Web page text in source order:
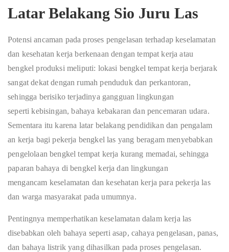
Latar Belakang Sio Juru Las
Potensi ancaman pada proses pengelasan terhadap keselamatan
dan kesehatan kerja berkenaan dengan tempat kerja atau
bengkel produksi meliputi: lokasi bengkel tempat kerja berjarak
sangat dekat dengan rumah penduduk dan perkantoran,
sehingga berisiko terjadinya gangguan lingkungan
sepertikebisingan, bahaya kebakaran dan pencemaran udara.
Sementara itu karena latar belakang pendidikan dan pengalam
an kerja bagi pekerja bengkel las yang beragam menyebabkan
pengelolaan bengkel tempat kerja kurang memadai,sehingga
paparan bahaya di bengkel kerja dan lingkungan
mengancam keselamatan dan kesehatan kerja para pekerja las
dan warga masyarakat padaumumnya.
Pentingnya memperhatikan keselamatan dalam kerja las
disebabkan oleh bahaya seperti asap, cahaya pengelasan, panas,
dan bahaya listrik yang dihasilkan pada proses pengelasan.